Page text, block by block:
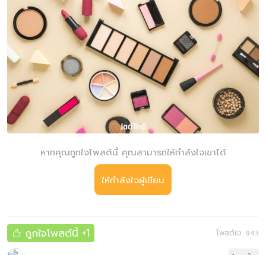
หากคุณถูกใจโพสต์นี้ คุณสามารถให้กำลังใจเขาได้
ให้กำลังใจผู้เขียน
โพสต์ID: 943
 ถูกใจโพสต์นี้ +1